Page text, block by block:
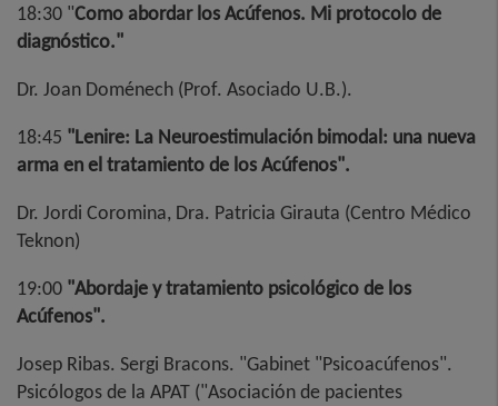
18:30 "Como abordar los Acúfenos. Mi protocolo de
diagnóstico."
Dr. Joan Doménech (Prof. Asociado U.B.).
18:45 "Lenire: La Neuroestimulación bimodal: una nueva
arma en el tratamiento de los Acúfenos".
Dr. Jordi Coromina, Dra. Patricia Girauta (Centro Médico
Teknon)
19:00 "Abordaje y tratamiento psicológico de los
Acúfenos".
Josep Ribas. Sergi Bracons. "Gabinet "Psicoacúfenos".
Psicólogos de la APAT ("Asociación de pacientes